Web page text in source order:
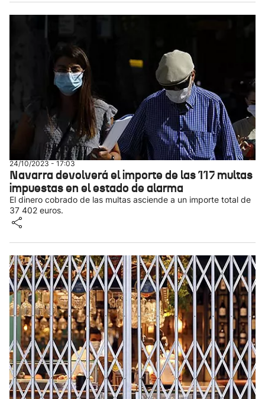
24/10/2023 - 17:03
Navarra devolverá el importe de las 117 multas
impuestas en el estado de alarma
El dinero cobrado de las multas asciende a un importe total de
37 402 euros.